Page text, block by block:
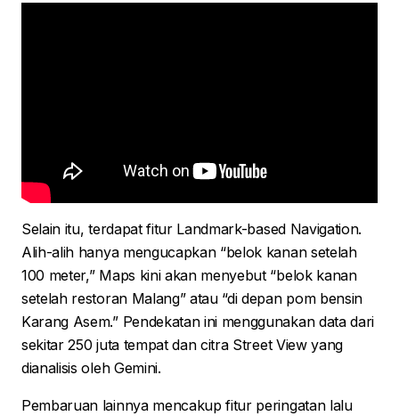
Selain itu, terdapat fitur Landmark-based Navigation.
Alih-alih hanya mengucapkan “belok kanan setelah
100 meter,” Maps kini akan menyebut “belok kanan
setelah restoran Malang” atau “di depan pom bensin
Karang Asem.” Pendekatan ini menggunakan data dari
sekitar 250 juta tempat dan citra Street View yang
dianalisis oleh Gemini.
Pembaruan lainnya mencakup fitur peringatan lalu